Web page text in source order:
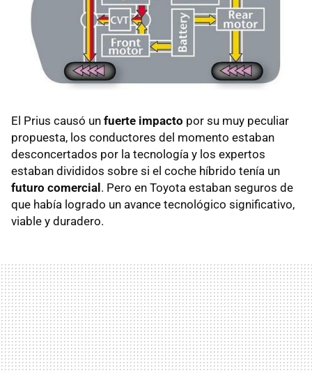
El Prius causó un fuerte impacto por su muy peculiar
propuesta, los conductores del momento estaban
desconcertados por la tecnología y los expertos
estaban divididos sobre si el coche híbrido tenía un
futuro comercial. Pero en Toyota estaban seguros de
que había logrado un avance tecnológico significativo,
viable y duradero.